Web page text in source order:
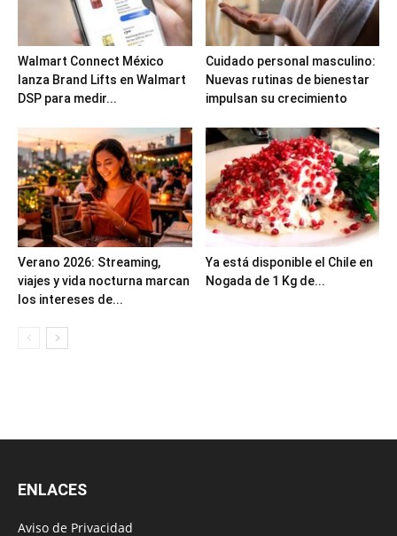
Walmart Connect México
lanza Brand Lifts en Walmart
DSP para medir...
Cuidado personal masculino:
Nuevas rutinas de bienestar
impulsan su crecimiento
Verano 2026: Streaming,
viajes y vida nocturna marcan
los intereses de...
Ya está disponible el Chile en
Nogada de 1 Kg de...
ENLACES
Aviso de Privacidad